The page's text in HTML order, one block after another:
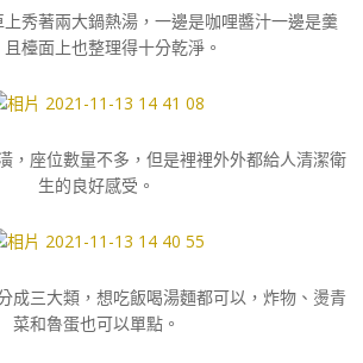
秀著兩大鍋熱湯，一邊是咖哩醬汁一邊是羹
檯面上也整理得十分乾淨。
，座位數量不多，但是裡裡外外都給人清潔衛
生的良好感受。
成三大類，想吃飯喝湯麵都可以，炸物、燙青
菜和魯蛋也可以單點。